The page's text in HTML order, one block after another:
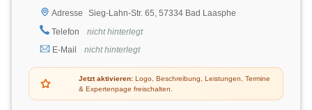
Adresse
Sieg-Lahn-Str. 65, 57334 Bad Laasphe
Telefon
nicht hinterlegt
E-Mail
nicht hinterlegt
Jetzt aktivieren: Logo, Beschreibung, Leistungen, Termine
& Expertenpage freischalten.